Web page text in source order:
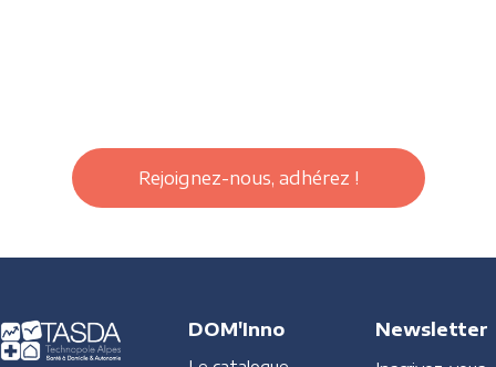
Rejoignez-nous, adhérez !
DOM'Inno Newsletter